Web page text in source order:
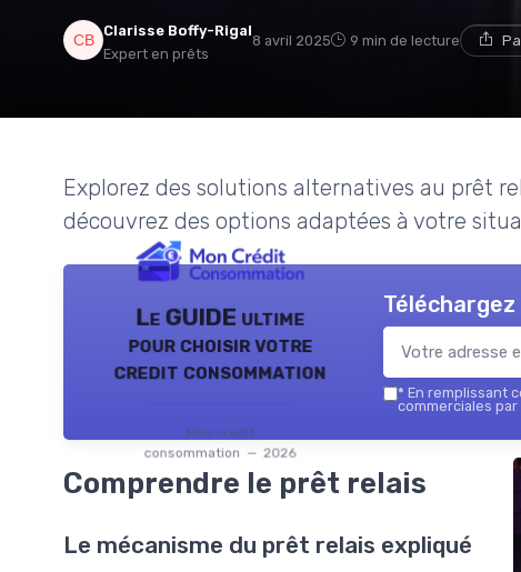
Clarisse Boffy-Rigal
Expert en prêts
8 avril 2025 9 min de lecture
Explorez des solutions alternatives au prêt
découvrez des options adaptées à votre
Le GUIDE ultime
pour choisir votre
credit consommation
Mon credit
consommation — 2026
* En remplissant
commerciales
Comprendre le prêt relais
Le mécanisme du prêt relais expliqué